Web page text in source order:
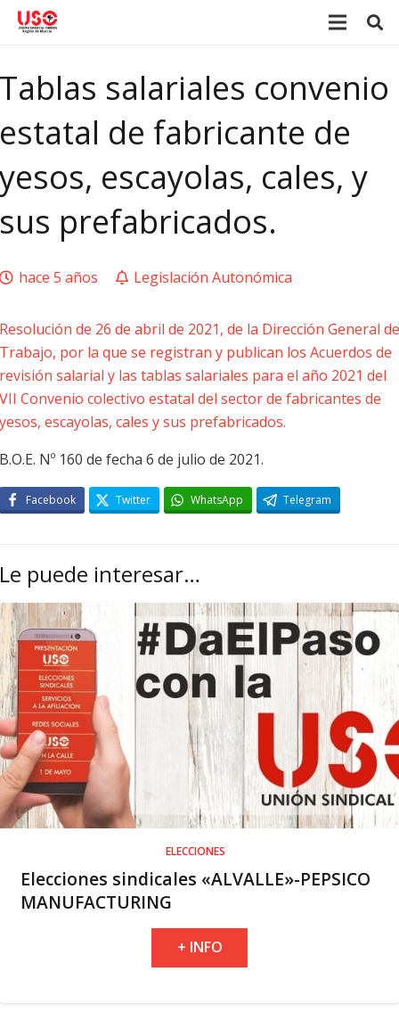
Tablas salariales convenio
estatal de fabricante de
yesos, escayolas, cales, y
sus prefabricados.
hace 5 años Legislación Autonómica
Resolución de 26 de abril de 2021, de la Dirección General de
Trabajo, por la que se registran y publican los Acuerdos de
revisión salarial y las tablas salariales para el año 2021 del
VII Convenio colectivo estatal del sector de fabricantes de
yesos, escayolas, cales y sus prefabricados.
B.O.E. Nº 160 de fecha 6 de julio de 2021.
Facebook Twitter WhatsApp Telegram
Le puede interesar…
ELECCIONES
Elecciones sindicales «ALVALLE»-PEPSICO
MANUFACTURING
+ INFO